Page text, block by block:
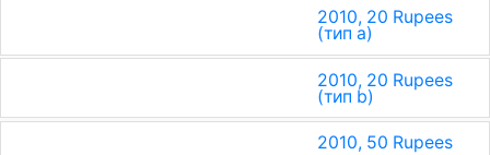
2010, 20 Rupees
(тип a)
2010, 20 Rupees
(тип b)
2010, 50 Rupees